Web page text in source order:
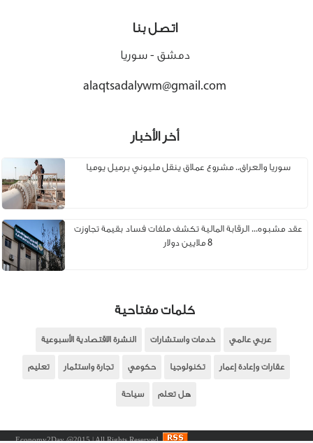
اتصل بنا
دمشق - سوريا
alaqtsadalywm@gmail.com
أخر الأخبار
سوريا والعراق.. مشروع عملاق ينقل مليوني برميل يوميا
عقد مشبوه... الرقابة المالية تكشف ملفات فساد بقيمة تجاوزت
8 ملايين دولار
كلمات مفتاحية
عربي عالمي خدمات واستشارات النشرة الاقتصادية الأسبوعية
عقارات وإعادة إعمار تكنولوجيا حكومي تجارة واستثمار تعليم
هل تعلم سياحة
Economy2Day @2015 | All Rights Reserved.